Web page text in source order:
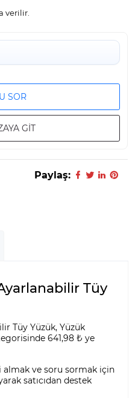
verilir.
SOR
GİT
Paylaş:
Tüy
Tüy Yüzük, Yüzük
641,98 ₺ ye
almak ve soru sormak için
satıcıdan destek